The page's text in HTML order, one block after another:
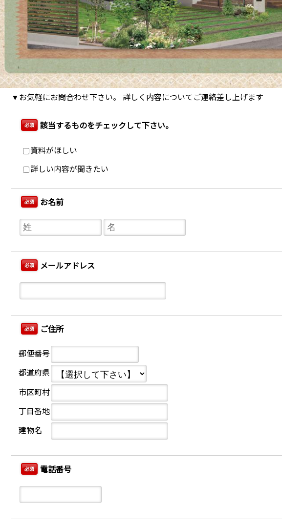
▼お気軽にお問合わせ下さい。 詳しく内容についてご連絡差し上げます
必須 該当するものをチェックして下さい。
資料がほしい
詳しい内容が聞きたい
必須 お名前
必須 メールアドレス
必須 ご住所
郵便番号
都道府県
市区町村
丁目番地
建物名
必須 電話番号